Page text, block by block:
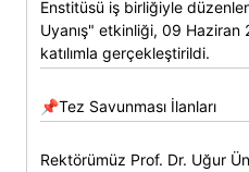
Enstitüsü iş birliğiyle
Uyanış" etkinliği, 09
katılımla gerçekleştirildi.
📌Tez Savunması İlanları
Rektörümüz Prof. Dr. Uğur